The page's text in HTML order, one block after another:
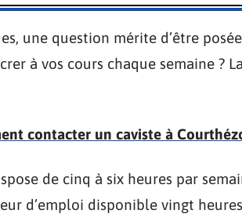
une question mérite d’être
à vos cours chaque semaine ?
contacter un caviste à
de cinq à six heures par
d’emploi disponible vingt